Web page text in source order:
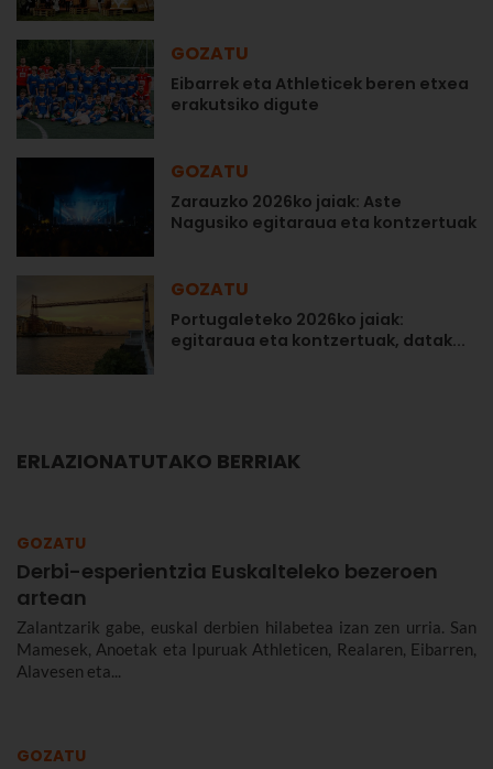
GOZATU
Eibarrek eta Athleticek beren etxea
erakutsiko digute
GOZATU
Zarauzko 2026ko jaiak: Aste
Nagusiko egitaraua eta kontzertuak
GOZATU
Portugaleteko 2026ko jaiak:
egitaraua eta kontzertuak, datak...
ERLAZIONATUTAKO BERRIAK
GOZATU
Derbi-esperientzia Euskalteleko bezeroen
artean
Zalantzarik gabe, euskal derbien hilabetea izan zen urria. San
Mamesek, Anoetak eta Ipuruak Athleticen, Realaren, Eibarren,
Alavesen eta...
GOZATU